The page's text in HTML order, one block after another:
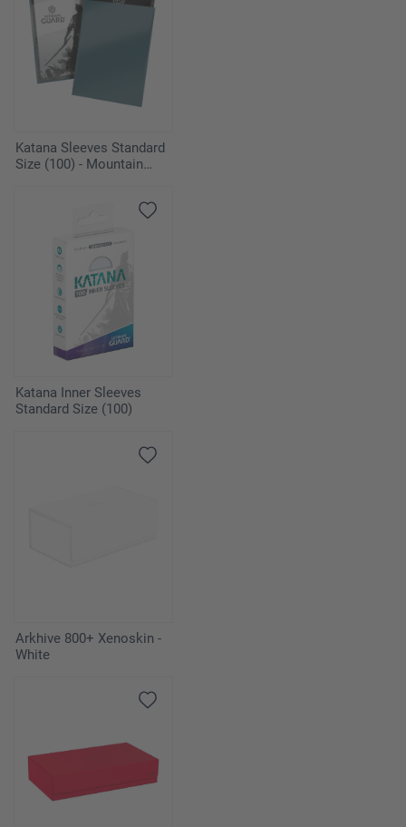
Katana Sleeves Standard
Size (100) - Mountain
Katana Inner Sleeves
Standard Size (100)
Arkhive 800+ Xenoskin -
White